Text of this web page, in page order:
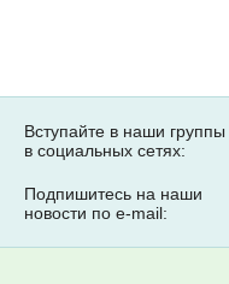
Вступайте в наши группы
в социальных сетях:
Подпишитесь на наши
новости по e-mail: